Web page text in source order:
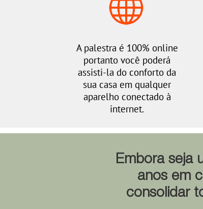
A palestra é 100% online
portanto você poderá
assisti-la do conforto da
sua casa em qualquer
aparelho conectado à
internet.
Embora seja
anos em
consolidar